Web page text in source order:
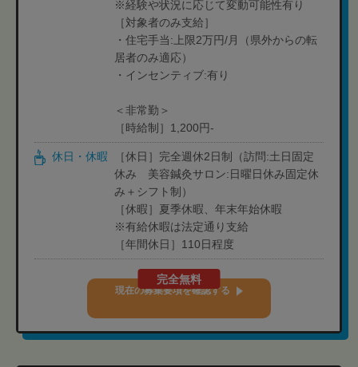
※経験や状況に応じて変動可能性有り
［対象者のみ支給］
・住宅手当:上限2万円/月（県外からの転
居者のみ適応）
・インセンティブ:有り
＜非常勤＞
［時給制］1,200円-
休日・休暇
［休日］完全週休2日制（訪問:土日固定
休み 美容鍼灸サロン:日曜日休み固定休
み＋シフト制）
［休暇］夏季休暇、年末年始休暇
※有給休暇は法定通り支給
［年間休日］110日程度
完全無料
現在の募集要項を確認する